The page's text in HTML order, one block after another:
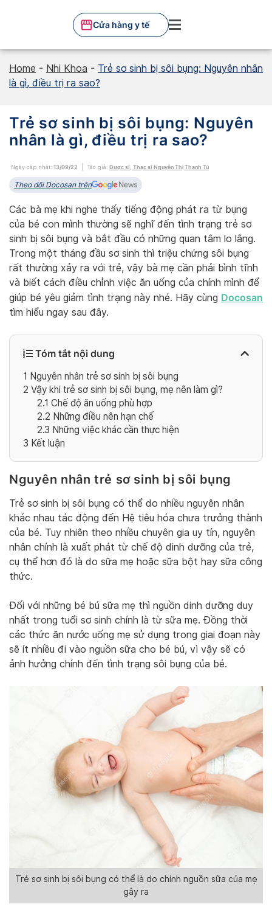
Cửa hàng y tế
Home - Nhi Khoa - Trẻ sơ sinh bị sôi bụng: Nguyên nhân
là gì, điều trị ra sao?
Trẻ sơ sinh bị sôi bụng: Nguyên
nhân là gì, điều trị ra sao?
Ngày cập nhật: 13/09/22 Tác giả: Dược sĩ, Thạc sĩ Nguyễn Thị Thanh Tú
Theo dõi Docosan trên
Các bà mẹ khi nghe thấy tiếng động phát ra từ bụng
của bé con mình thường sẽ nghĩ đến tình trạng trẻ sơ
sinh bị sôi bụng và bắt đầu có những quan tâm lo lắng.
Trong một tháng đầu sơ sinh thì triệu chứng sôi bụng
rất thường xảy ra với trẻ, vậy bà mẹ cần phải bình tĩnh
và biết cách điều chỉnh việc ăn uống của chính mình để
giúp bé yêu giảm tình trạng này nhé. Hãy cùng Docosan
tìm hiểu ngay sau đây.
Tóm tắt nội dung
1 Nguyên nhân trẻ sơ sinh bị sôi bụng
2 Vậy khi trẻ sơ sinh bị sôi bụng, mẹ nên làm gì?
2.1 Chế độ ăn uống phù hợp
2.2 Những điều nên hạn chế
2.3 Những việc khác cần thực hiện
3 Kết luận
Nguyên nhân trẻ sơ sinh bị sôi bụng
Trẻ sơ sinh bị sôi bụng có thể do nhiều nguyên nhân
khác nhau tác động đến Hệ tiêu hóa chưa trưởng thành
của bé. Tuy nhiên theo nhiều chuyên gia uy tín, nguyên
nhân chính là xuất phát từ chế độ dinh dưỡng của trẻ,
cụ thể hơn đó là do sữa mẹ hoặc sữa bột hay sữa công
thức.
Đối với những bé bú sữa mẹ thì nguồn dinh dưỡng duy
nhất trong tuổi sơ sinh chính là từ sữa mẹ. Đồng thời
các thức ăn nước uống mẹ sử dụng trong giai đoạn này
sẽ ít nhiều đi vào nguồn sữa cho bé bú, vì vậy sẽ có
ảnh hưởng chính đến tình trạng sôi bụng của bé.
Trẻ sơ sinh bị sôi bụng có thể là do chính nguồn sữa của mẹ
gây ra